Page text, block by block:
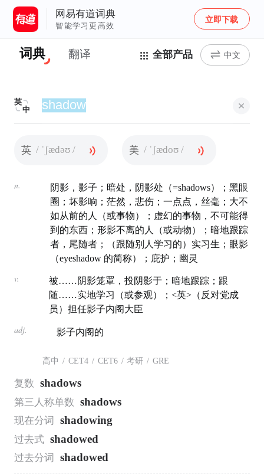
网易有道词典
智能学习更高效
立即下载
词典 翻译 全部产品 中文
英
中
英 / ˈʃædəʊ / 美 / ˈʃædoʊ /
n.
阴影，影子；暗处，阴影处（=shadows）；黑眼
圈；坏影响；茫然，悲伤；一点点，丝毫；大不
如从前的人（或事物）；虚幻的事物，不可能得
到的东西；形影不离的人（或动物）；暗地跟踪
者，尾随者；（跟随别人学习的）实习生；眼影
（eyeshadow 的简称）；庇护；幽灵
v.
被……阴影笼罩，投阴影于；暗地跟踪；跟
随……实地学习（或参观）；<英>（反对党成
员）担任影子内阁大臣
adj. 影子内阁的
高中 / CET4 / CET6 / 考研 / GRE
复数 shadows
第三人称单数 shadows
现在分词 shadowing
过去式 shadowed
过去分词 shadowed